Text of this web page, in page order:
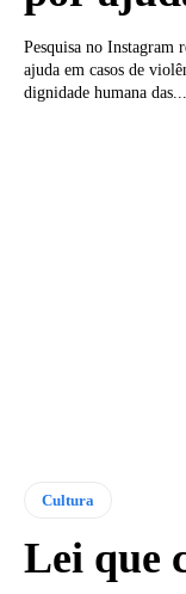
Pesquisa no Instagram
ajuda em casos de
dignidade humana das...
Cultura
Lei que